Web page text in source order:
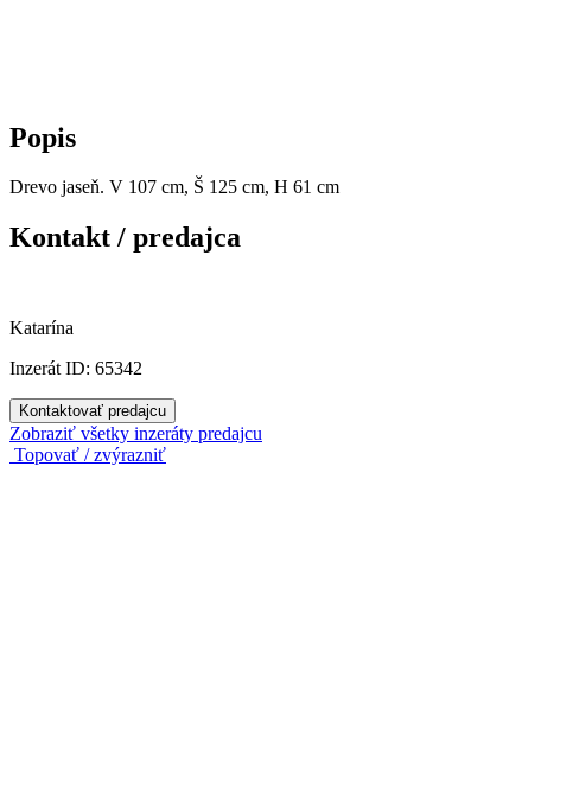
Popis
Drevo jaseň. V 107 cm, Š 125 cm, H 61 cm
Kontakt / predajca
Katarína
Inzerát ID: 65342
Kontaktovať predajcu
Zobraziť všetky inzeráty predajcu
Topovať / zvýrazniť